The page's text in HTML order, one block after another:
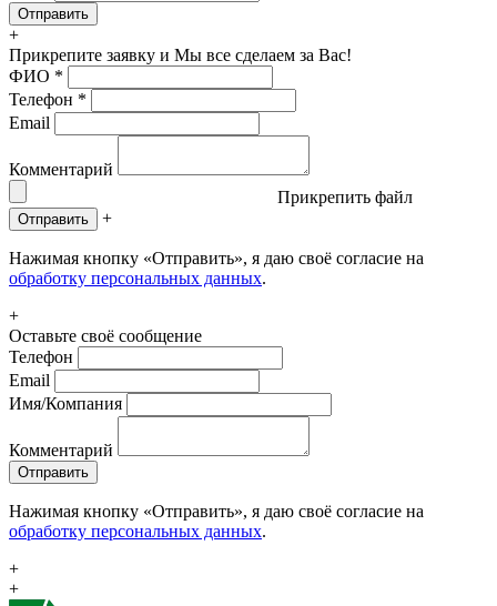
+
Прикрепите заявку и Мы все сделаем за Вас!
ФИО *
Телефон *
Email
Комментарий
Прикрепить файл
Отправить +
Нажимая кнопку «Отправить», я даю своё согласие на
обработку персональных данных.
+
Оставьте своё сообщение
Телефон
Email
Имя/Компания
Комментарий
Отправить
Нажимая кнопку «Отправить», я даю своё согласие на
обработку персональных данных.
+
+